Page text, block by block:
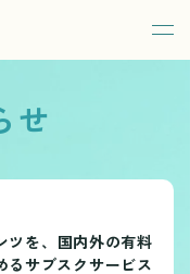
せ
ツを、国内外の有料
るサブスクサービス